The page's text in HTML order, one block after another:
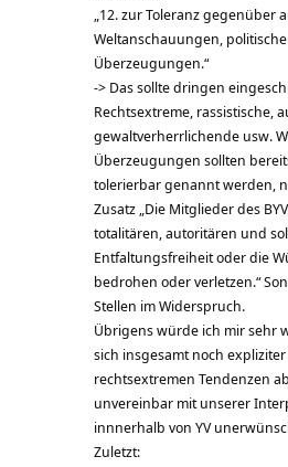
„12. zur Toleranz gegenüber
Weltanschauungen,
Überzeugungen.“
-> Das sollte dringen
Rechtsextreme, rassistische,
gewaltverherrlichende usw.
Überzeugungen sollten
tolerierbar genannt werden,
Zusatz „Die Mitglieder des
totalitären, autoritären und
Entfaltungsfreiheit oder die
bedrohen oder verletzen.“
Stellen im Widerspruch.
Übrigens würde ich mir sehr
sich insgesamt noch
rechtsextremen Tendenzen
unvereinbar mit unserer
innnerhalb von YV
Zuletzt: